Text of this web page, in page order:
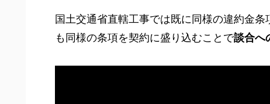
国土交通省直轄工事では既に同様の違約金
も同様の条項を契約に盛り込むことで談合へ